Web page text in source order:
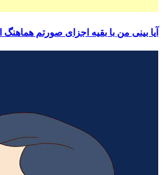
آیا بینی من با بقیه اجزای صورتم